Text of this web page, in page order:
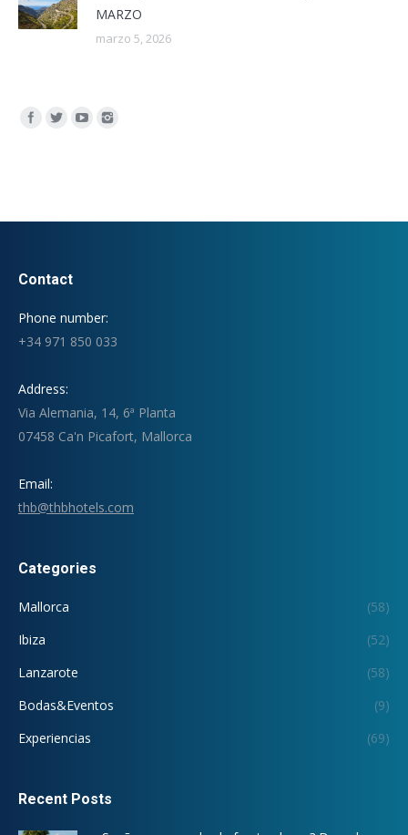
MARZO
marzo 5, 2026
Encuéntranos en:
Contact
Phone number:
+34 971 850 033
Address:
Via Alemania, 14, 6ª Planta
07458 Ca'n Picafort, Mallorca
Email:
thb@thbhotels.com
Categories
Mallorca
(58)
Ibiza
(52)
Lanzarote
(58)
Bodas&Eventos
(9)
Experiencias
(69)
Recent Posts